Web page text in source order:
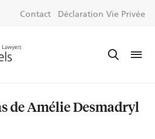
Contact Déclaration Vie Privée
de Amélie Desmadryl